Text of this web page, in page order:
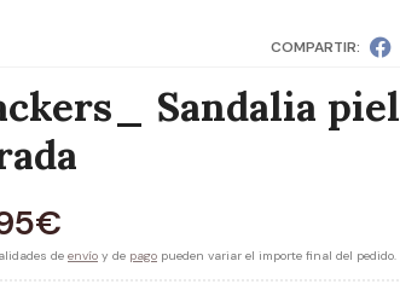
COMPARTIR:
Sandalia piel
€
de envío y de pago pueden variar el importe final del pedido.